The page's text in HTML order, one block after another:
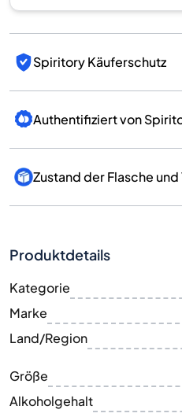
Spiritory Käuferschutz
Authentifiziert von
Zustand der Flasche
Produktdetails
Kategorie
Marke
Land/Region
Größe
Alkoholgehalt